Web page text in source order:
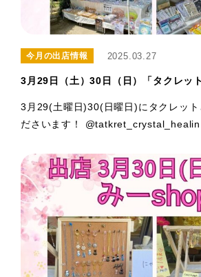
今月の出店情報 2025.03.27
3月29日（土）30日（日）「タクレッ
3月29(土曜日)30(日曜日)にタクレット
ださいます！